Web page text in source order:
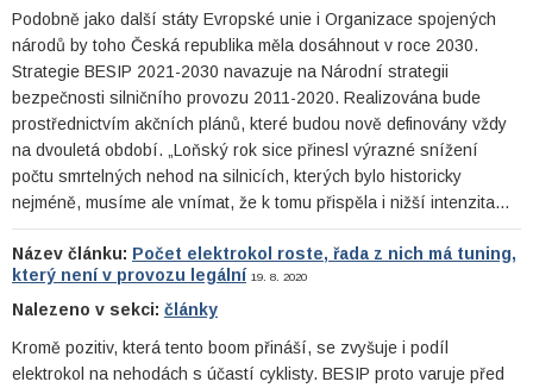
Podobně jako další státy Evropské unie i Organizace spojených
národů by toho Česká republika měla dosáhnout v roce 2030.
Strategie BESIP 2021-2030 navazuje na Národní strategii
bezpečnosti silničního provozu 2011-2020. Realizována bude
prostřednictvím akčních plánů, které budou nově definovány vždy
na dvouletá období. „Loňský rok sice přinesl výrazné snížení
počtu smrtelných nehod na silnicích, kterých bylo historicky
nejméně, musíme ale vnímat, že k tomu přispěla i nižší intenzita…
Název článku: Počet elektrokol roste, řada z nich má tuning,
který není v provozu legální 19. 8. 2020
Nalezeno v sekci: články
Kromě pozitiv, která tento boom přináší, se zvyšuje i podíl
elektrokol na nehodách s účastí cyklisty. BESIP proto varuje před